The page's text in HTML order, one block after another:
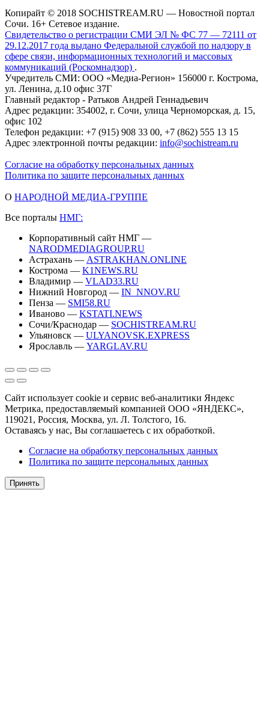
Копирайт © 2018 SOCHISTREAM.RU — Новостной портал
Сочи. 16+ Сетевое издание.
Свидетельство о регистрации СМИ ЭЛ № ФС 77 — 72111 от
29.12.2017 года выдано Федеральной службой по надзору в
сфере связи, информационных технологий и массовых
коммуникаций (Роскомнадзор) .
Учредитель СМИ: ООО «Медиа-Регион» 156000 г. Кострома,
ул. Ленина, д.10 офис 37Г
Главный редактор - Ратьков Андрей Геннадьевич
Адрес редакции: 354002, г. Сочи, улица Черноморская, д. 15,
офис 102
Телефон редакции: +7 (915) 908 33 00, +7 (862) 555 13 15
Адрес электронной почты редакции: info@sochistream.ru
Согласие на обработку персональных данных
Политика по защите персональных данных
О НАРОДНОЙ МЕДИА-ГРУППЕ
Все порталы НМГ:
Корпоративный сайт НМГ —
NARODMEDIAGROUP.RU
Астрахань — ASTRAKHAN.ONLINE
Кострома — K1NEWS.RU
Владимир — VLAD33.RU
Нижний Новгород — IN_NNOV.RU
Пенза — SMI58.RU
Иваново — KSTATI.NEWS
Сочи/Краснодар — SOCHISTREAM.RU
Ульяновск — ULYANOVSK.EXPRESS
Ярославль — YARGLAV.RU
Сайт использует cookie и сервис веб-аналитики Яндекс
Метрика, предоставляемый компанией ООО «ЯНДЕКС»,
119021, Россия, Москва, ул. Л. Толстого, 16.
Оставаясь у нас, Вы соглашаетесь с их обработкой.
Согласие на обработку персональных данных
Политика по защите персональных данных
Принять